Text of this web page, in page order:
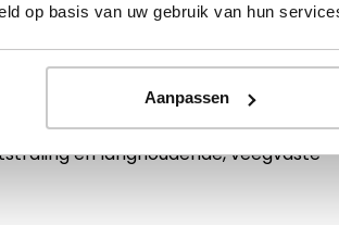
op basis van uw gebruik van hun
Aanpassen
Met de Precision Brow
of helemaal opvullen voor een
is perfect om gemakkelijk en
bepalen en haartjes bij te tekenen.
haartjes mooi in elkaar
en langhoudende, veegvaste